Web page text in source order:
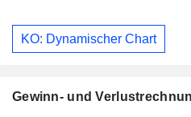
KO: Dynamischer Chart
Gewinn- und